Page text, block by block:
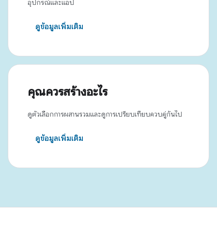
อุปกรณ์และแอป
ดูข้อมูลเพิ่มเติม
คุณควรสร้างอะไร
ดูตัวเลือกการผสานรวมและดูการเปรียบเทียบควบคู่กันไป
ดูข้อมูลเพิ่มเติม